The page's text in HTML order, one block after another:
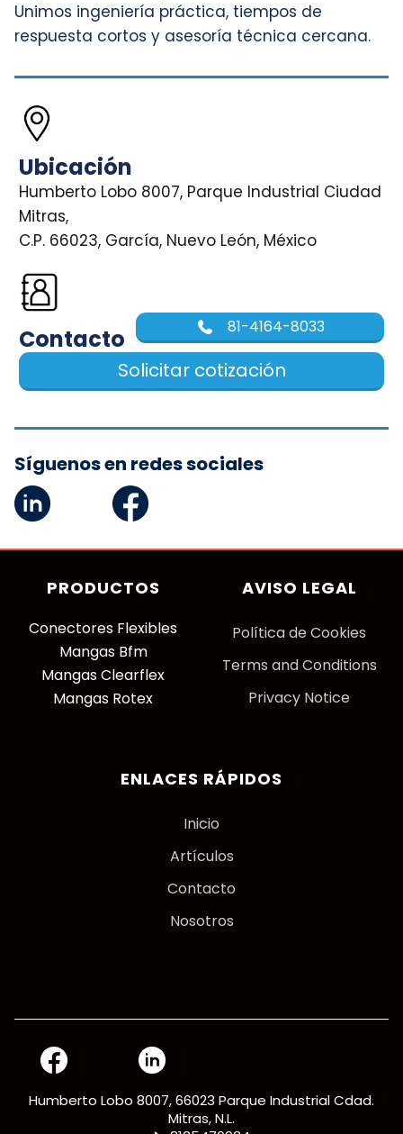
Unimos ingeniería práctica, tiempos de
respuesta cortos y asesoría técnica cercana.
Ubicación
Humberto Lobo 8007, Parque Industrial Ciudad
Mitras,
C.P. 66023, García, Nuevo León, México
Contacto 81-4164-8033
Solicitar cotización
Síguenos en redes sociales
PRODUCTOS
Conectores Flexibles
Mangas Bfm
Mangas Clearflex
Mangas Rotex
AVISO LEGAL
Política de Cookies
Terms and Conditions
Privacy Notice
ENLACES RÁPIDOS
Inicio
Artículos
Contacto
Nosotros
Humberto Lobo 8007, 66023 Parque Industrial Cdad.
Mitras, N.L.